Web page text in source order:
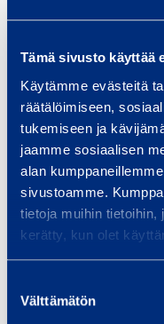
Tämä sivusto käyttää
Käytämme evästeitä
räätälöimiseen,
tukemiseen ja
jaamme sosiaalisen
alan
sivustoamme.
tietoja muihin tietoihin,
kerätty, kun olet
valinta
Välttämätön
Liknande
V
a